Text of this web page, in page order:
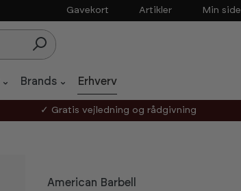
Gavekort Artikler Min side
Brands Erhverv
✓ Gratis vejledning og rådgivning
American Barbell